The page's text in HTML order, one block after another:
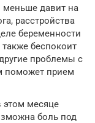
меньше давит на
расстройства
беременности
беспокоит
проблемы с
поможет прием
месяце
боль под